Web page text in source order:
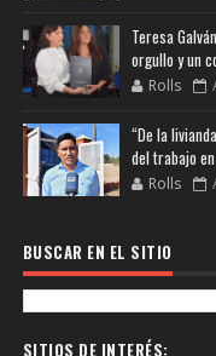
Teresa
orgullo y un
Rolls
“De la
del trabajo
Rolls
BUSCAR EN EL SITIO
SITIOS DE INTERÉS: